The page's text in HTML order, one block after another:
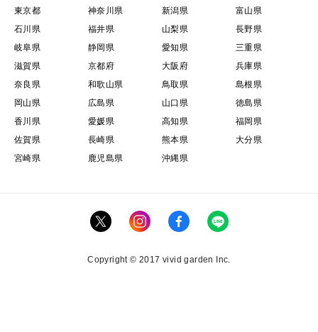
東京都
神奈川県 新潟県
富山県
石川県
福井県 山梨県
長野県
岐阜県
静岡県 愛知県
三重県
滋賀県
京都府 大阪府
兵庫県
奈良県
和歌山県 鳥取県
島根県
岡山県
広島県 山口県
徳島県
香川県
愛媛県 高知県
福岡県
佐賀県
長崎県 熊本県
大分県
宮崎県
鹿児島県 沖縄県
Copyright © 2017 vivid garden Inc.